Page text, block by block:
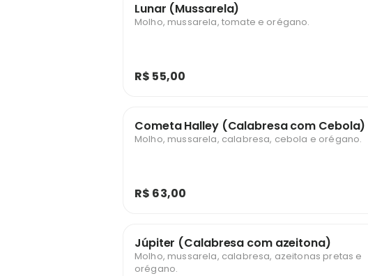
Lunar (Mussarela)
Molho, mussarela, tomate e orégano.
R$ 55,00
Cometa Halley (Calabresa com Cebola)
Molho, mussarela, calabresa, cebola e orégano.
R$ 63,00
Júpiter (Calabresa com azeitona)
Molho, mussarela, calabresa, azeitonas pretas e
orégano.